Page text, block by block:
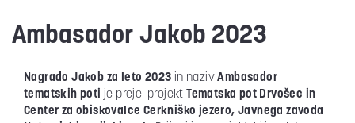
Ambasador Jakob 2023
Nagrado Jakob za leto 2023 in nazivAmbasador
tematskih poti je prejel projekt Tematska pot Drvošec in
Center za obiskovalce Cerkniško jezero, Javnega zavoda